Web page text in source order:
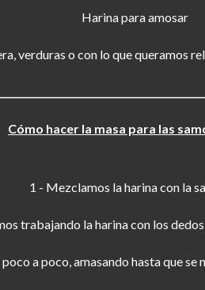
Harina para amosar
verduras o con lo que queramos
Cómo hacer la masa para las
1 - Mezclamos la harina con la
trabajando la harina con los
a poco, amasando hasta que se